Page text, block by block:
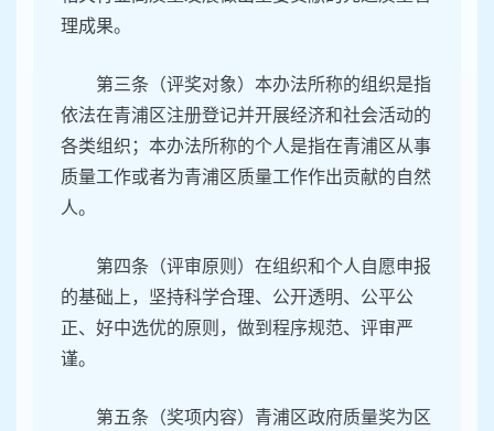
理成果。
第三条（评奖对象）本办法所称的组织是指
依法在青浦区注册登记并开展经济和社会活动的
各类组织；本办法所称的个人是指在青浦区从事
质量工作或者为青浦区质量工作作出贡献的自然
人。
第四条（评审原则）在组织和个人自愿申报
的基础上，坚持科学合理、公开透明、公平公
正、好中选优的原则，做到程序规范、评审严
谨。
第五条（奖项内容）青浦区政府质量奖为区